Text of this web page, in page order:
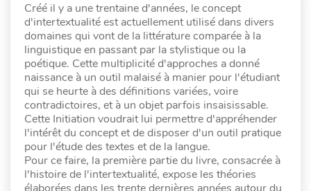
Créé il y a une trentaine d'années, le concept
d'intertextualité est actuellement utilisé dans divers
domaines qui vont de la littérature comparée à la
linguistique en passant par la stylistique ou la
poétique. Cette multiplicité d'approches a donné
naissance à un outil malaisé à manier pour l'étudiant
qui se heurte à des définitions variées, voire
contradictoires, et à un objet parfois insaisissable.
Cette Initiation voudrait lui permettre d'appréhender
l'intérêt du concept et de disposer d'un outil pratique
pour l'étude des textes et de la langue.
Pour ce faire, la première partie du livre, consacrée à
l'histoire de l'intertextualité, expose les théories